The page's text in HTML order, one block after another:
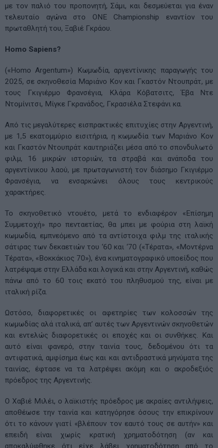
με τον παλιό του προπονητή, Σάμι, και δεσμεύεται για έναν
τελευταίο αγώνα στο ONE Championship εναντίον του
πρωταθλητή του, Ξαβιέ Γκράου.
Homo Sapiens?
(«Homo Argentum») Κωμωδία, αργεντίνικης παραγωγής του
2025, σε σκηνοθεσία Μαριάνο Κον και Γκαστόν Ντουπράτ, με
τους Γκιγιέρμο Φρανσέγια, Κλάρα Κόβατσιτς, Έβα Ντε
Ντομίνιτσι, Μίγκε Γκρανάδος, Γκρασιέλα Στεφάνι κα.
Από τις μεγαλύτερες εισπρακτικές επιτυχίες στην Αργεντινή,
με 1,5 εκατομμύριο εισιτήρια, η κωμωδία των Μαριάνο Κον
και Γκαστόν Ντουπράτ καυτηριάζει μέσα από το σπονδυλωτό
φιλμ, 16 μικρών ιστοριών, τα στραβά και ανάποδα του
αργεντίνικου λαού, με πρωταγωνιστή τον διάσημο Γκιγιέρμο
Φρανσέγια, να ενσαρκώνει όλους τους κεντρικούς
χαρακτήρες.
Το σκηνοθετικό ντουέτο, μετά το ενδιαφέρον «Επίσημη
Συμμετοχή» προ πενταετίας, θα μπει με φούρια στη λαϊκή
κωμωδία, εμπνεόμενο από τα αντίστοιχα φιλμ της ιταλικής
σάτιρας των δεκαετιών του ‘60 και ‘70 («Τέρατα», «Μοντέρνα
Τέρατα», «Βοκκάκιος 70»), ένα κινηματογραφικό υποείδος που
λατρέψαμε στην Ελλάδα και λογικά και στην Αργεντινή, καθώς
πάνω από το 60 τοις εκατό του πληθυσμού της, είναι με
ιταλική ρίζα.
Ωστόσο, διαφορετικές οι αφετηρίες των κολοσσών της
κωμωδίας αλά ιταλικά, απ’ αυτές των Αργεντινών σκηνοθετών
και εντελώς διαφορετικές οι εποχές και οι συνθήκες. Και
αυτό είναι φανερό, στην ταινία τους, δεδομένου ότι τα
αντιφατικά, αμφίσημα έως και και αντιδραστικά μηνύματα της
ταινίας, έφτασε να τα λατρέψει ακόμη και ο ακροδεξιός
πρόεδρος της Αργεντινής.
Ο Χαβιέ Μιλέι, ο λαϊκιστής πρόεδρος με ακραίες αντιλήψεις,
αποθέωσε την ταινία και κατηγόρησε όσους την επικρίνουν
ότι το κάνουν γιατί «βλέπουν τον εαυτό τους σε αυτήν» και
επειδή είναι χωρίς κρατική χρηματοδότηση (αν και
αποκαλύφθηκε ότι είχε λάβει χρηματοδότηση από το